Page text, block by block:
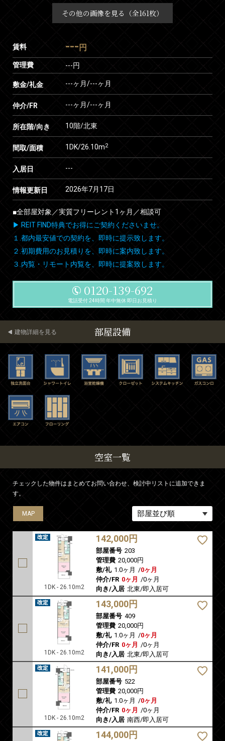
その他の画像を見る（全161枚）
賃料 --- 円
管理費 ---円
敷金/礼金 ---ヶ月/---ヶ月
仲介/FR ---ヶ月/---ヶ月
所在階/向き 10階/北東
間取/面積 1DK/26.10m2
入居日 ---
情報更新日 2026年7月17日
■全部屋対象／実質フリーレント1ヶ月／相談可
▶ REIT FIND特典でお得にご契約くださいませ。
１.都内最安値での契約を、即時に提示致します。
２.初期費用のお見積りを、即時に案内致します。
３.内覧・リモート内覧を、即時に提案致します。
0120-139-692
電話受付 24時間 年中無休 即日お見積り
部屋設備
建物詳細を見る
空室一覧
チェックした物件はまとめてお問い合わせ、検討中リストに追加できま
す。
MAP
1DK - 26.10m2
142,000円
部屋番号 203
管理費 20,000円
敷/礼 1.0ヶ月 /0ヶ月
仲介/FR 0ヶ月 /0ヶ月
向き/入居 北東/即入居可
MAP
1DK - 26.10m2
143,000円
部屋番号 409
管理費 20,000円
敷/礼 1.0ヶ月 /0ヶ月
仲介/FR 0ヶ月 /0ヶ月
向き/入居 北東/即入居可
MAP
1DK - 26.10m2
141,000円
部屋番号 522
管理費 20,000円
敷/礼 1.0ヶ月 /0ヶ月
仲介/FR 0ヶ月 /0ヶ月
向き/入居 南西/即入居可
MAP
144,000円
MAP